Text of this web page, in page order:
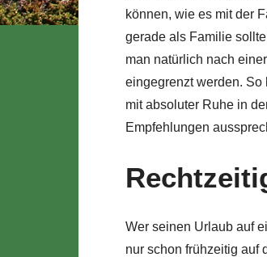
können, wie es mit der
gerade als Familie
man natürlich nach
eingegrenzt werden. So
mit absoluter Ruhe in
Empfehlungen
Wer seinen Urlaub auf
nur schon frühzeitig auf